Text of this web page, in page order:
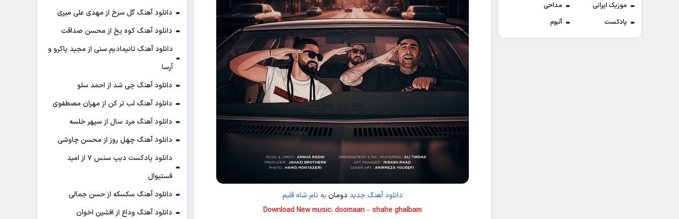
موزیک ایرانی
مداحی
پادکست
آلبوم
دانلود آهنگ جدید دومان به نام شاه قلبم
Download New music: doomaan – shahe ghalbam
دانلود آهنگ گل سرخ از مهدی علی میری
دانلود آهنگ کوه یخ از محسن صداقت
دانلود آهنگ تانیمادیم سنی از مجید پاکرو و
آرسا
دانلود آهنگ چی شد از احمد سلو
دانلود آهنگ لب تر کن از مهران مصطفوی
دانلود آهنگ مرد سال از سپهر خلسه
دانلود آهنگ چهل روز از محسن چاوشی
دانلود پادکست ديپ سنس ۷ از اميد
فستيوال
دانلود آهنگ سکسکه از حسن جمالی
دانلود آهنگ وداع از افشين اخوان